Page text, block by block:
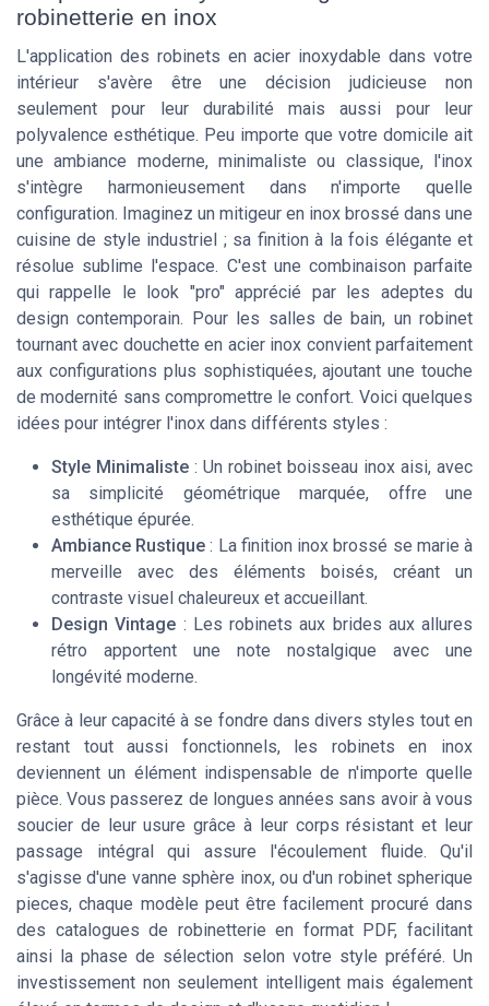
robinetterie en inox
L'application des robinets en acier inoxydable dans votre
intérieur s'avère être une décision judicieuse non
seulement pour leur durabilité mais aussi pour leur
polyvalence esthétique. Peu importe que votre domicile ait
une ambiance moderne, minimaliste ou classique, l'inox
s'intègre harmonieusement dans n'importe quelle
configuration. Imaginez un mitigeur en inox brossé dans une
cuisine de style industriel ; sa finition à la fois élégante et
résolue sublime l'espace. C'est une combinaison parfaite
qui rappelle le look "pro" apprécié par les adeptes du
design contemporain. Pour les salles de bain, un robinet
tournant avec douchette en acier inox convient parfaitement
aux configurations plus sophistiquées, ajoutant une touche
de modernité sans compromettre le confort. Voici quelques
idées pour intégrer l'inox dans différents styles :
Style Minimaliste : Un robinet boisseau inox aisi, avec
sa simplicité géométrique marquée, offre une
esthétique épurée.
Ambiance Rustique : La finition inox brossé se marie à
merveille avec des éléments boisés, créant un
contraste visuel chaleureux et accueillant.
Design Vintage : Les robinets aux brides aux allures
rétro apportent une note nostalgique avec une
longévité moderne.
Grâce à leur capacité à se fondre dans divers styles tout en
restant tout aussi fonctionnels, les robinets en inox
deviennent un élément indispensable de n'importe quelle
pièce. Vous passerez de longues années sans avoir à vous
soucier de leur usure grâce à leur corps résistant et leur
passage intégral qui assure l'écoulement fluide. Qu'il
s'agisse d'une vanne sphère inox, ou d'un robinet spherique
pieces, chaque modèle peut être facilement procuré dans
des catalogues de robinetterie en format PDF, facilitant
ainsi la phase de sélection selon votre style préféré. Un
investissement non seulement intelligent mais également